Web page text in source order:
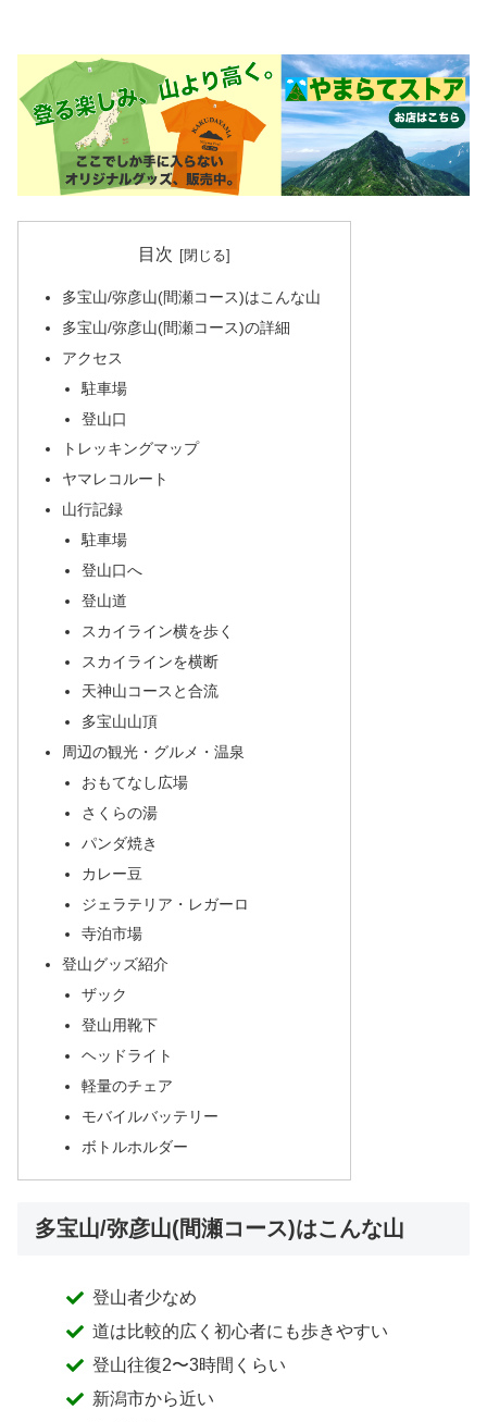
目次
多宝山/弥彦山(間瀬コース)はこんな山
多宝山/弥彦山(間瀬コース)の詳細
アクセス
駐車場
登山口
トレッキングマップ
ヤマレコルート
山行記録
駐車場
登山口へ
登山道
スカイライン横を歩く
スカイラインを横断
天神山コースと合流
多宝山山頂
周辺の観光・グルメ・温泉
おもてなし広場
さくらの湯
パンダ焼き
カレー豆
ジェラテリア・レガーロ
寺泊市場
登山グッズ紹介
ザック
登山用靴下
ヘッドライト
軽量のチェア
モバイルバッテリー
ボトルホルダー
多宝山/弥彦山(間瀬コース)はこんな山
登山者少なめ
道は比較的広く初心者にも歩きやすい
登山往復2〜3時間くらい
新潟市から近い